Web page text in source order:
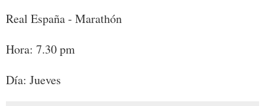
Real España - Marathón
Hora: 7.30 pm
Día: Jueves